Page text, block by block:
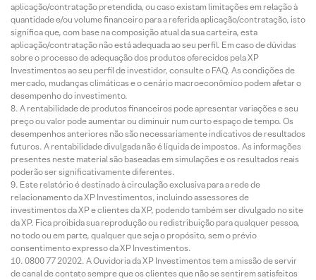
aplicação/contratação pretendida, ou caso existam limitações em relação à
quantidade e/ou volume financeiro para a referida aplicação/contratação, isto
significa que, com base na composição atual da sua carteira, esta
aplicação/contratação não está adequada ao seu perfil. Em caso de dúvidas
sobre o processo de adequação dos produtos oferecidos pela XP
Investimentos ao seu perfil de investidor, consulte o FAQ. As condições de
mercado, mudanças climáticas e o cenário macroeconômico podem afetar o
desempenho do investimento.
A rentabilidade de produtos financeiros pode apresentar variações e seu
preço ou valor pode aumentar ou diminuir num curto espaço de tempo. Os
desempenhos anteriores não são necessariamente indicativos de resultados
futuros. A rentabilidade divulgada não é líquida de impostos. As informações
presentes neste material são baseadas em simulações e os resultados reais
poderão ser significativamente diferentes.
Este relatório é destinado à circulação exclusiva para a rede de
relacionamento da XP Investimentos, incluindo assessores de
investimentos da XP e clientes da XP, podendo também ser divulgado no site
da XP. Fica proibida sua reprodução ou redistribuição para qualquer pessoa,
no todo ou em parte, qualquer que seja o propósito, sem o prévio
consentimento expresso da XP Investimentos.
0800 77 20202. A Ouvidoria da XP Investimentos tem a missão de servir
de canal de contato sempre que os clientes que não se sentirem satisfeitos